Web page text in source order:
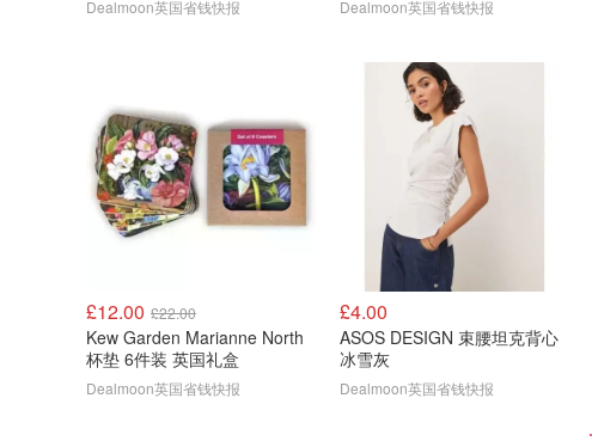
Dealmoon英国省钱快报 Dealmoon英国省钱快报
£12.00 £22.00
Kew Garden Marianne North
杯垫 6件装 英国礼盒
Dealmoon英国省钱快报
£4.00
ASOS DESIGN 束腰坦克背心
冰雪灰
Dealmoon英国省钱快报